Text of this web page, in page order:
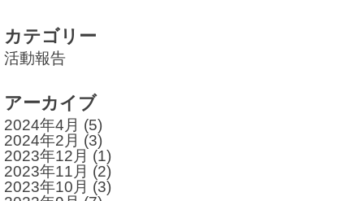
カテゴリー
活動報告
アーカイブ
2024年4月 (5)
2024年2月 (3)
2023年12月 (1)
2023年11月 (2)
2023年10月 (3)